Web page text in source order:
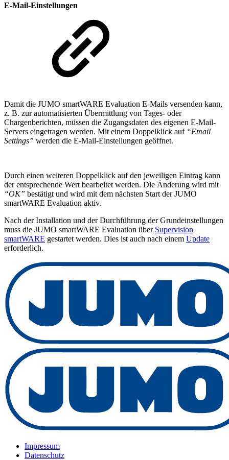
E-Mail-Einstellungen
Damit die JUMO smartWARE Evaluation E-Mails versenden kann,
z. B. zur automatisierten Übermittlung von Tages- oder
Chargenberichten, müssen die Zugangsdaten des eigenen E-Mail-
Servers eingetragen werden. Mit einem Doppelklick auf “Email
Settings” werden die E-Mail-Einstellungen geöffnet.
Durch einen weiteren Doppelklick auf den jeweiligen Eintrag kann
der entsprechende Wert bearbeitet werden. Die Änderung wird mit
“OK” bestätigt und wird mit dem nächsten Start der JUMO
smartWARE Evaluation aktiv.
Nach der Installation und der Durchführung der Grundeinstellungen
muss die JUMO smartWARE Evaluation über Supervision
smartWARE gestartet werden. Dies ist auch nach einem Update
erforderlich.
Impressum
Datenschutz